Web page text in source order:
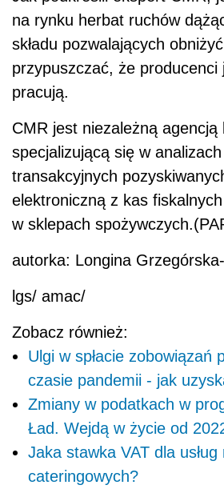
na rynku herbat ruchów
składu pozwalających
przypuszczać, że producenci
pracują.
CMR jest niezależną agencją
specjalizującą się w
transakcyjnych
elektroniczną z kas
w sklepach
autorka: Longina
lgs/ amac/
Zobacz również:
Ulgi w spłacie zobowiązań
czasie pandemii - jak
Zmiany w podatkach w
Ład. Wejdą w życie od
Jaka stawka VAT dla
cateringowych?